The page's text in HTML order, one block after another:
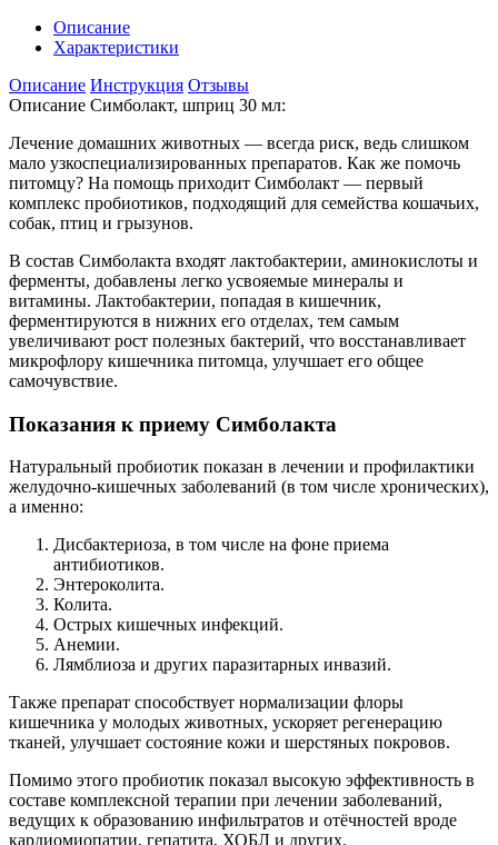
Описание
Характеристики
Описание Инструкция Отзывы
Описание Симболакт, шприц 30 мл:
Лечение домашних животных — всегда риск, ведь слишком
мало узкоспециализированных препаратов. Как же помочь
питомцу? На помощь приходит Симболакт — первый
комплекс пробиотиков, подходящий для семейства кошачьих,
собак, птиц и грызунов.
В состав Симболакта входят лактобактерии, аминокислоты и
ферменты, добавлены легко усвояемые минералы и
витамины. Лактобактерии, попадая в кишечник,
ферментируются в нижних его отделах, тем самым
увеличивают рост полезных бактерий, что восстанавливает
микрофлору кишечника питомца, улучшает его общее
самочувствие.
Показания к приему Симболакта
Натуральный пробиотик показан в лечении и профилактики
желудочно-кишечных заболеваний (в том числе хронических),
а именно:
Дисбактериоза, в том числе на фоне приема
антибиотиков.
Энтероколита.
Колита.
Острых кишечных инфекций.
Анемии.
Лямблиоза и других паразитарных инвазий.
Также препарат способствует нормализации флоры
кишечника у молодых животных, ускоряет регенерацию
тканей, улучшает состояние кожи и шерстяных покровов.
Помимо этого пробиотик показал высокую эффективность в
составе комплексной терапии при лечении заболеваний,
ведущих к образованию инфильтратов и отёчностей вроде
кардиомиопатии, гепатита, ХОБЛ и других.